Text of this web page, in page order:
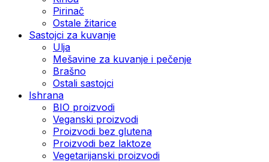
Pirinač
Ostale žitarice
Sastojci za kuvanje
Ulja
Mešavine za kuvanje i pečenje
Brašno
Ostali sastojci
Ishrana
BIO proizvodi
Veganski proizvodi
Proizvodi bez glutena
Proizvodi bez laktoze
Vegetarijanski proizvodi